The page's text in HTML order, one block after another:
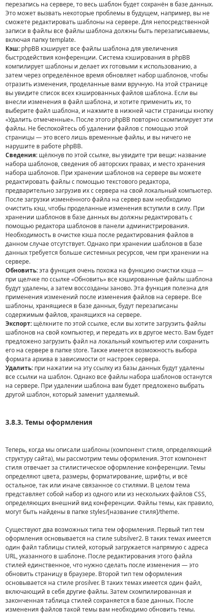
перезапись на сервере, то весь шаблон будет сохранён в базе данных.
Это может вызвать некоторые проблемы в будущем, например, вы не
сможете редактировать шаблоны на сервере. Для непосредственной
записи в файлы все файлы шаблона должны быть перезаписываемы,
включая папку template.
Кэш: phpBB кэширует все файлы шаблона для увеличения
быстродействия конференции. Система кэширования в phpBB
компилирует шаблоны и делает их готовыми к использованию, а
затем через определённое время обновляет набор шаблонов, чтобы
отразить изменения, проделанные вами вручную. На этой странице
вы увидите список всех кэшированных файлов шаблона. Если вы
внесли изменения в файл шаблона, и хотите применить их, то
выберите файл шаблона, и нажмите в нижней части страницы кнопку
«Удалить отмеченные». После этого phpBB повторно скомпилирует эти
файлы. Не беспокойтесь об удалении файлов с помощью этой
страницы — это всего лишь временные файлы, и вы ничего не
нарушите в работе phpBB.
Сведения: щёлкнув по этой ссылке, вы увидите три вещи: название
набора шаблонов, сведения об авторских правах, и место хранения
набора шаблонов. При хранении шаблонов на сервере вы можете
редактировать файлы с помощью текстового редактора,
предварительно загрузив их с сервера на свой локальный компьютер.
После загрузки изменённого файла на сервер вам необходимо
очистить кэш, чтобы проделанные изменения вступили в силу. При
хранении шаблонов в базе данных вы должны редактировать с
помощью редактора шаблонов в панели администрирования.
Необходимость в очистке кэша после редактирования файлов в
данном случае отсутствует. Однако при хранении шаблонов в базе
данных требуется больше системных ресурсов, чем при хранении на
сервере.
Обновить:эта функция очень похожа на функцию очистки кэша —
при щелчке по ссылке «Обновить» все кэшированные файлы шаблона
будут удалены, а затем воссозданы заново. Эта функция полезна для
применения изменений после изменения файлов на сервере. Все
шаблоны, хранящиеся в базе данных, будут перезаписаны
содержимым файлов, хранящихся на сервере.
Экспорт: щёлкните по этой ссылке, если вы хотите загрузить файлы
шаблонов на свой компьютер, и передать их в другое место. Вам будет
предложено загрузить файл на локальный компьютер или сохранить
его на сервере в папке store. Также имеется возможность выбора
формата архива в зависимости от настроек сервера.
Удалить: при нажатии на эту ссылку из базы данных будут удалены
все ссылки на шаблон. Однако все файлы набора шаблонов останутся
на сервере. При удалении шаблона вам будет предложено выбрать
другой шаблон, который заменит удаляемый.
3.8.3. Темы оформления
Теперь, когда мы описали шаблоны (компонент стиля, определяющий
структуру сайта), мы рассмотрим темы оформления. Этот компонент
стиля отвечает за стилистическое оформление конференции. Темы
определяют цвета, размеры, форматирование, шрифты, и всё
остальное, так или иначе связанное со стилями. В целом тема
представляет собой набор из одного или из нескольких файлов CSS,
определяющих внешний вид конференции. Файлы темы, как правило,
могут быть найдены в папке styles/[название стиля]/theme.
Существуют два возможных типа тем оформления. Первый тип тем
оформления основывается на стиле subsilver2. В таких темах имеется
один файл таблицы стилей, который загружается напрямую с адреса
URL, указанного в шаблоне. После редактирования этого файла
стилей единственное, что нужно сделать после изменения — это
обновить страницу в браузере. Второй тип тем оформления
основывается на стиле prosilver. В таких темах имеется один файл,
включающий в себя другие файлы. Затем скомпилированная и
законченная таблица стилей сохраняется в базе данных. После
изменения файлов такой темы вам необходимо обновить темы.